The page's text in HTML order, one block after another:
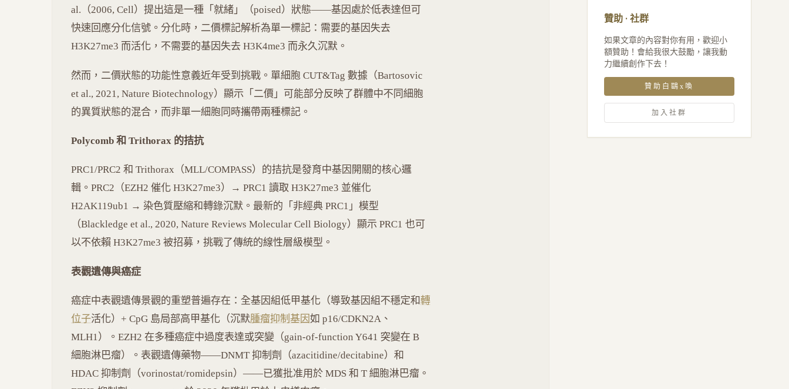
al.（2006, Cell）提出這是一種「就緒」（poised）狀態——基因處於低表達但可
快速回應分化信號。分化時，二價標記解析為單一標記：需要的基因失去
H3K27me3 而活化，不需要的基因失去 H3K4me3 而永久沉默。
然而，二價狀態的功能性意義近年受到挑戰。單細胞 CUT&Tag 數據（Bartosovic
et al., 2021, Nature Biotechnology）顯示「二價」可能部分反映了群體中不同細胞
的異質狀態的混合，而非單一細胞同時攜帶兩種標記。
Polycomb 和 Trithorax 的拮抗
PRC1/PRC2 和 Trithorax（MLL/COMPASS）的拮抗是發育中基因開關的核心邏
輯。PRC2（EZH2 催化 H3K27me3）→ PRC1 讀取 H3K27me3 並催化
H2AK119ub1 → 染色質壓縮和轉錄沉默。最新的「非經典 PRC1」模型
（Blackledge et al., 2020, Nature Reviews Molecular Cell Biology）顯示 PRC1 也可
以不依賴 H3K27me3 被招募，挑戰了傳統的線性層級模型。
表觀遺傳與癌症
癌症中表觀遺傳景觀的重塑普遍存在：全基因組低甲基化（導致基因組不穩定和轉
位子活化）+ CpG 島局部高甲基化（沉默腫瘤抑制基因如 p16/CDKN2A、
MLH1）。EZH2 在多種癌症中過度表達或突變（gain-of-function Y641 突變在 B
細胞淋巴瘤）。表觀遺傳藥物——DNMT 抑制劑（azacitidine/decitabine）和
HDAC 抑制劑（vorinostat/romidepsin）——已獲批准用於 MDS 和 T 細胞淋巴瘤。
贊助 · 社群
如果文章的內容對你有用，歡迎小
額贊助！會給我很大鼓勵，讓我動
力繼續創作下去！
贊助白鷗x喚
加入社群